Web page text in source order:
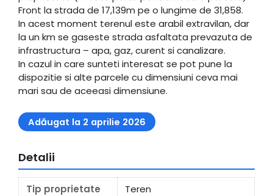
​Front la strada de 17,139m pe o lungime de 31,858.
​In acest moment terenul este arabil extravilan, dar
la un km se gaseste strada asfaltata prevazuta de
infrastructura – apa, gaz, curent si canalizare.
​In cazul in care sunteti interesat se pot pune la
dispozitie si alte parcele cu dimensiuni ceva mai
mari sau de aceeasi dimensiune.
Adăugat la 2 aprilie 2026
Detalii
Tip proprietate
Teren